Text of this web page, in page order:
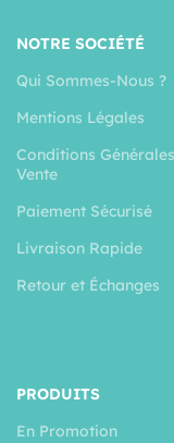
NOTRE SOCIÉTÉ
Qui Sommes-Nous ?
Mentions Légales
Conditions
Vente
Paiement Sécurisé
Livraison Rapide
Retour et Échanges
PRODUITS
En Promotion